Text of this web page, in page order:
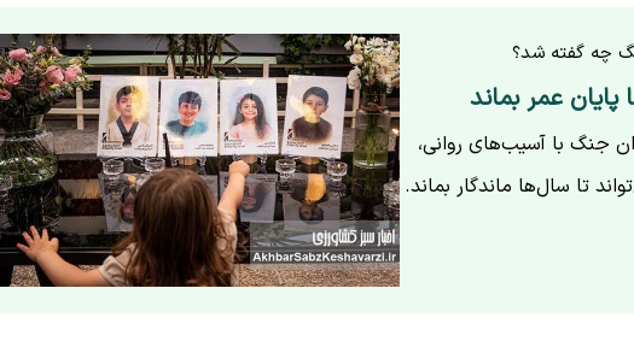
چه گفته شد؟
عمر بماند
جنگ با آسیب‌های روانی،
تا سال‌ها ماندگار بماند.